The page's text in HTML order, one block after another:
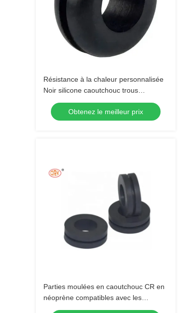
Résistance à la chaleur personnalisée
Noir silicone caoutchouc trous
grommets prise / câble en caoutchouc
grommet anneau pour pièces de
rechange automobile
Obtenez le meilleur prix
Parties moulées en caoutchouc CR en
néoprène compatibles avec les
pompes et les vannes